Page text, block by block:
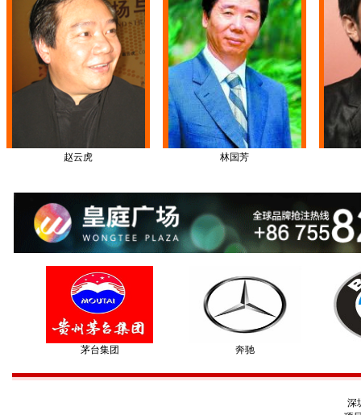
赵云虎 林国芳
茅台集团 奔驰
深